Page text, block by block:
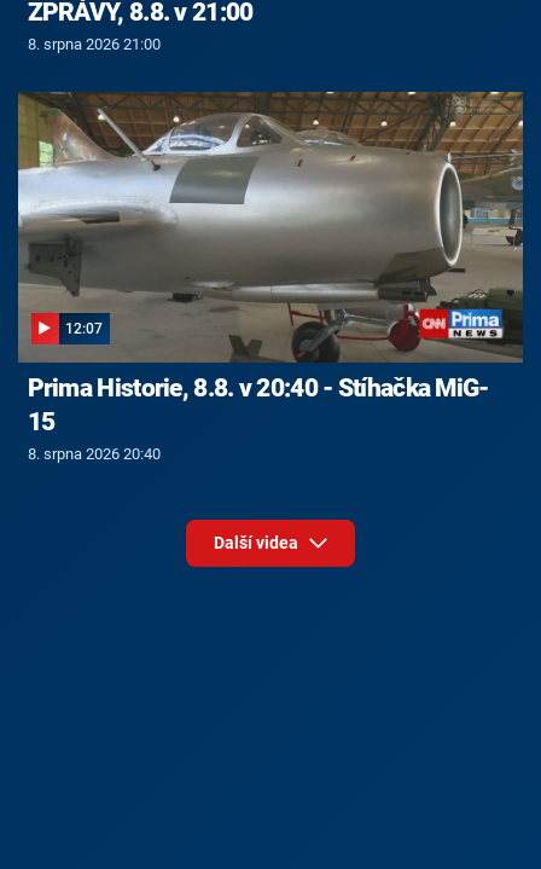
ZPRÁVY, 8.8. v 21:00
8. srpna 2026 21:00
12:07
Prima Historie, 8.8. v 20:40 - Stíhačka MiG-
15
8. srpna 2026 20:40
Další videa